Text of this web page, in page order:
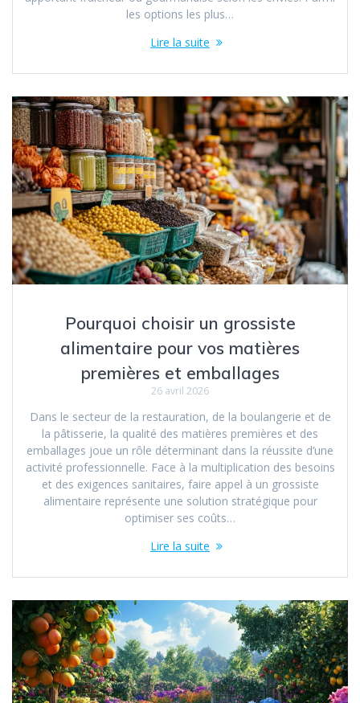
les options les plus…
Lire la suite
Pourquoi choisir un grossiste
alimentaire pour vos matières
premières et emballages
26 avril 2026
Dans le secteur de la restauration, de la boulangerie et de
la pâtisserie, la qualité des matières premières et des
emballages joue un rôle déterminant dans la réussite d’une
activité professionnelle. Face à la multiplication des besoins
et des exigences sanitaires, faire appel à un grossiste
alimentaire représente une solution stratégique pour
optimiser ses coûts…
Lire la suite